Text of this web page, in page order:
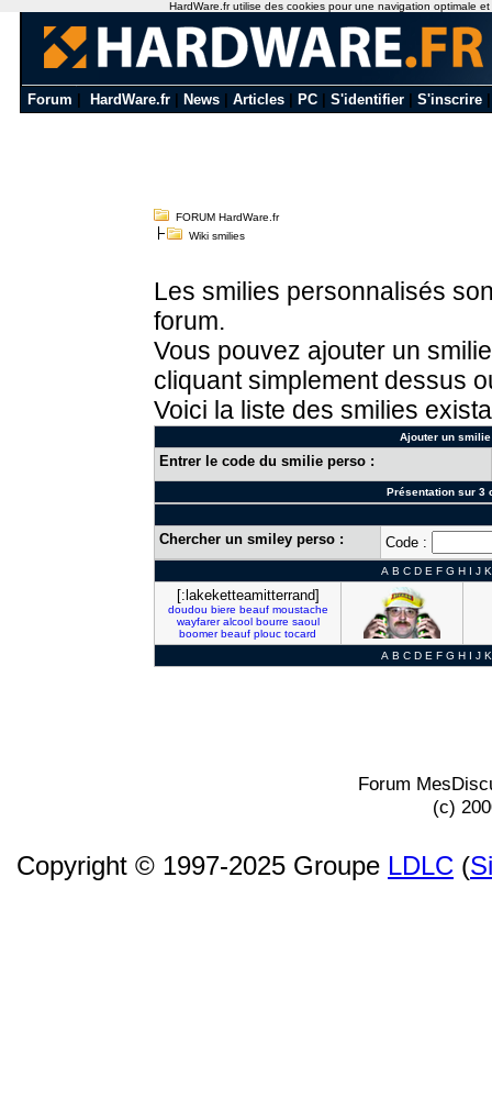
Forum HardWare.fr News Articles PC S'identifier S'inscrire
FORUM HardWare.fr
Wiki smilies
Les smilies personnalisés
forum.
Vous pouvez ajouter un
cliquant simplement dessus
Voici la liste des smilies
Ajouter un
Entrer le code du smilie perso :
Présentation sur 3
Chercher un smiley perso : Code :
A B C D E F G H I J K
[:lakeketteamitterrand]
doudou biere beauf moustache
wayfarer alcool bourre saoul
boomer beauf plouc tocard
A B C D E F G H I J K
Forum
(c)
Copyright © 1997-2025 Groupe LDLC (
HardWare.fr utilise des cookies pour une navigation optimale